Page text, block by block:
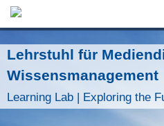
Lehrstuhl für
Wissensmanagement
Learning Lab | Exploring the